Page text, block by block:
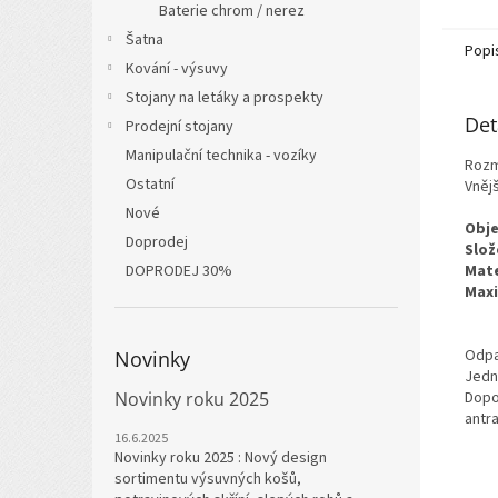
Baterie chrom / nerez
Šatna
Kování - výsuvy
Stojany na letáky a prospekty
Prodejní stojany
Manipulační technika - vozíky
Ostatní
Nové
Doprodej
DOPRODEJ 30%
Novinky
Novinky roku 2025
16.6.2025
Novinky roku 2025 : Nový design
sortimentu výsuvných košů,